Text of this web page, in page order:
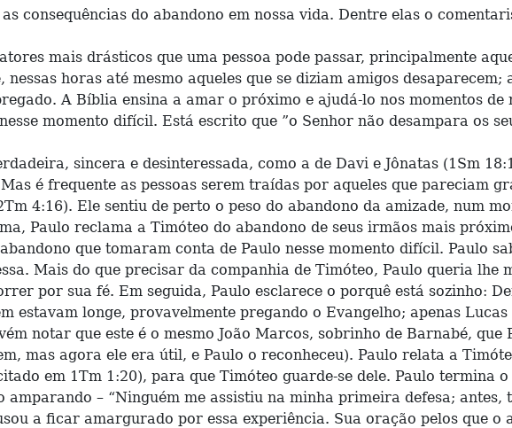
consequências do abandono em nossa vida. Dentre elas o
mais drásticos que uma pessoa pode passar, principalmente
horas até mesmo aqueles que se diziam amigos
A Bíblia ensina a amar o próximo e ajudá-lo nos momentos de
momento difícil. Está escrito que ”o Senhor não desampara os
sincera e desinteressada, como a de Davi e Jônatas (1Sm
é frequente as pessoas serem traídas por aqueles que pareciam
4:16). Ele sentiu de perto o peso do abandono da amizade, num
Paulo reclama a Timóteo do abandono de seus irmãos mais
que tomaram conta de Paulo nesse momento difícil. Paulo
Mais do que precisar da companhia de Timóteo, Paulo queria lhe
por sua fé. Em seguida, Paulo esclarece o porquê está sozinho:
estavam longe, provavelmente pregando o Evangelho; apenas
notar que este é o mesmo João Marcos, sobrinho de Barnabé, que
mas agora ele era útil, e Paulo o reconheceu). Paulo relata a
em 1Tm 1:20), para que Timóteo guarde-se dele. Paulo termina
– “Ninguém me assistiu na minha primeira defesa; antes,
a ficar amargurado por essa experiência. Sua oração pelos que o